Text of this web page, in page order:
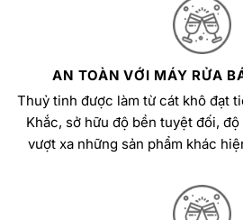
AN TOÀN VỚI MÁY RỬA
Thuỷ tinh được làm từ cát khô đạt
Khắc, sở hữu độ bền tuyệt đối,
vượt xa những sản phẩm khác